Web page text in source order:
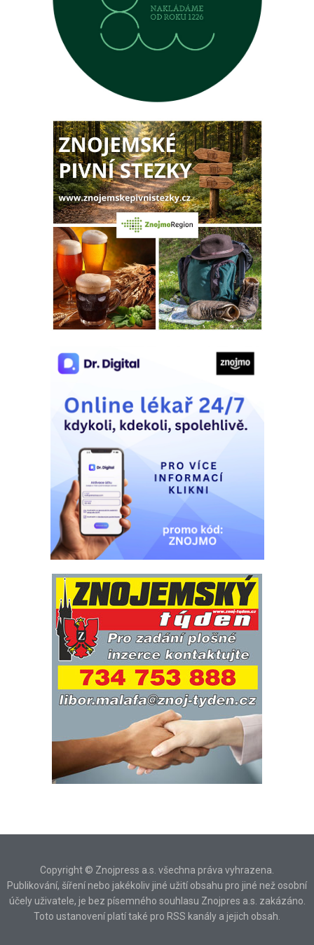
Copyright © Znojpress a.s. všechna práva vyhrazena.
Publikování, šíření nebo jakékoliv jiné užití obsahu pro jiné než osobní
účely uživatele, je bez písemného souhlasu Znojpres a.s. zakázáno.
Toto ustanovení platí také pro RSS kanály a jejich obsah.